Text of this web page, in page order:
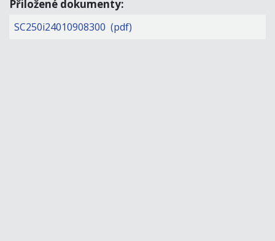
Přiložené dokumenty:
SC250i24010908300 (pdf)